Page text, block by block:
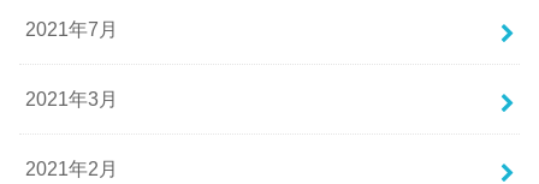
2021年7月
2021年3月
2021年2月